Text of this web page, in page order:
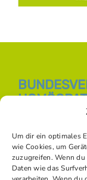
Um dir ein optimales
wie Cookies, um
zuzugreifen. Wenn
Daten wie das
E-